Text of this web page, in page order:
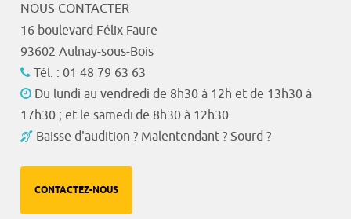
NOUS CONTACTER
16 boulevard Félix Faure
93602 Aulnay-sous-Bois
Tél. : 01 48 79 63 63
Du lundi au vendredi de 8h30 à 12h et de 13h30 à
17h30 ; et le samedi de 8h30 à 12h30.
Baisse d'audition ? Malentendant ? Sourd ?
CONTACTEZ-NOUS